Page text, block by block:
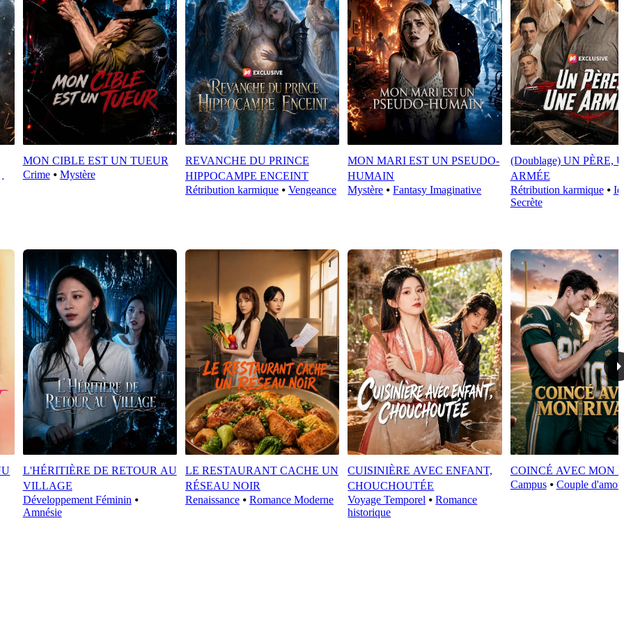
MON CIBLE EST UN TUEUR
Crime⦁ Mystère
REVANCHE DU PRINCE
HIPPOCAMPE ENCEINT
Rétribution karmique⦁ Vengeance
MON MARI EST UN PSEUDO-
HUMAIN
Mystère ⦁Fantasy Imaginative
(Doublage) UN PÈRE,
ARMÉE
Rétribution karmique⦁
Secrète
L'HÉRITIÈRE DE RETOUR AU
VILLAGE
Développement Féminin ⦁
Amnésie
LE RESTAURANT CACHE UN
RÉSEAU NOIR
Renaissance⦁ Romance Moderne
CUISINIÈRE AVEC ENFANT,
CHOUCHOUTÉE
Voyage Temporel ⦁Romance
historique
COINCÉ AVEC MON
Campus⦁ Couple